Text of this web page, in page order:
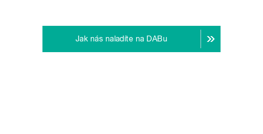
Jak nás naladíte na DABu